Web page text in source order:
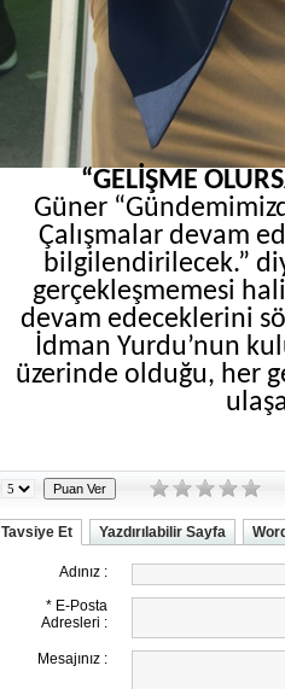
“GELİŞME
Güner
Çalışmalar devam
bilgilendirilecek.”
gerçekleşmemesi
devam edeceklerini
İdman Yurdu’nun
üzerinde olduğu, her
Tavsiye Et Yazdırılabilir Sayfa